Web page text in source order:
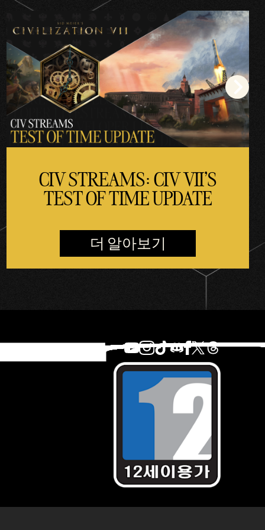
CIV STREAMS: CIV VII'S
TEST OF TIME UPDATE
더 알아보기